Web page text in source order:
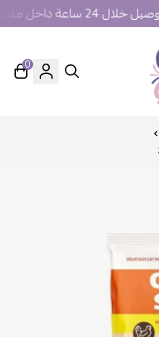
24 ساعة داخل مدينة حائل.
0